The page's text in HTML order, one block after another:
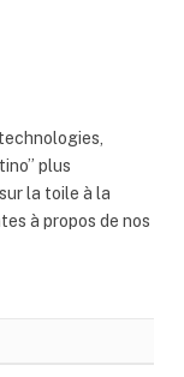
plus
la toile à la
à propos de nos